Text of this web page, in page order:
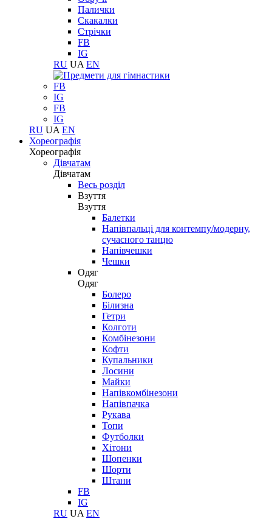
Палички
Скакалки
Стрічки
FB
IG
RU UA EN
FB
IG
FB
IG
RU UA EN
Хореографія
Хореографія
Дівчатам
Дівчатам
Весь розділ
Взуття
Взуття
Балетки
Напівпальці для контемпу/модерну,
сучасного танцю
Напівчешки
Чешки
Одяг
Одяг
Болеро
Білизна
Гетри
Колготи
Комбінезони
Кофти
Купальники
Лосини
Майки
Напівкомбінезони
Напівпачка
Рукава
Топи
Футболки
Хітони
Шопенки
Шорти
Штани
FB
IG
RU UA EN